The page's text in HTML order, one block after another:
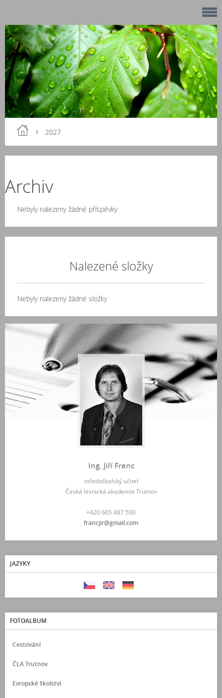
2027
Archiv
Nebyly nalezeny žádné příspěvky
Nalezené složky
Nebyly nalezeny žádné složky
Ing. Jiří Franc
středoškolský učitel
Česká lesnická akademie Trutnov
+420 605 487 590
francjir@gmail.com
JAZYKY
FOTOALBUM
Cestování
ČLA Trutnov
Evropské školství